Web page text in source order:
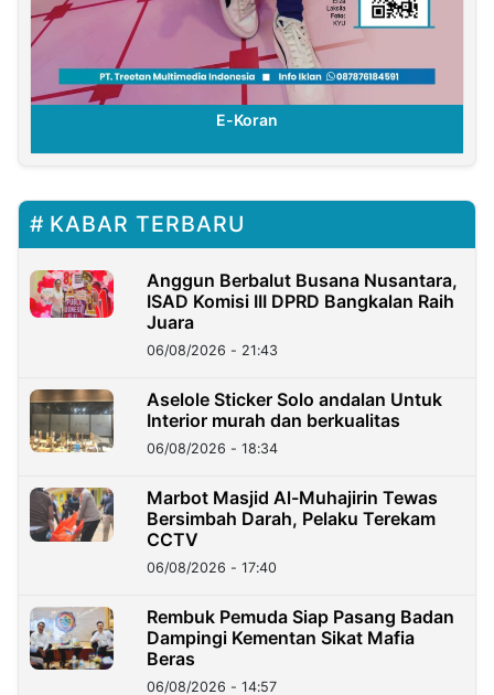
E-Koran
KABAR TERBARU
Anggun Berbalut Busana Nusantara,
ISAD Komisi III DPRD Bangkalan Raih
Juara
06/08/2026 - 21:43
Aselole Sticker Solo andalan Untuk
Interior murah dan berkualitas
06/08/2026 - 18:34
Marbot Masjid Al-Muhajirin Tewas
Bersimbah Darah, Pelaku Terekam
CCTV
06/08/2026 - 17:40
Rembuk Pemuda Siap Pasang Badan
Dampingi Kementan Sikat Mafia
Beras
06/08/2026 - 14:57